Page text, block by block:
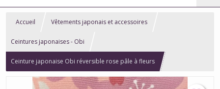
Accueil Vêtements japonais et accessoires
Ceintures japonaises - Obi
Ceinture japonaise Obi réversible rose pâle à fleurs